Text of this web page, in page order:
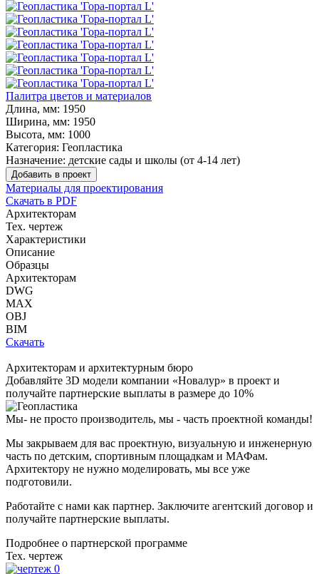
Палитра цветов и материалов
Длина, мм: 1950
Ширина, мм: 1950
Высота, мм: 1000
Категория: Геопластика
Назначение: детские сады и школы (от 4-14 лет)
Добавить в проект
Материалы для проектирования
Скачать в PDF
Архитекторам
Тех. чертеж
Характеристики
Описание
Образцы
Архитекторам
DWG
MAX
OBJ
BIM
Скачать
Архитекторам и архитектурным бюро
Добавляйте 3D модели компании «Новалур» в проект и
получайте партнерские выплаты в размере до 10%
Мы- не просто производитель, мы - часть проектной команды!
Мы закрываем для вас проектную, визуальную и инженерную
часть по детским, спортивным площадкам и МАФам.
Архитектору не нужно моделировать, мы все уже
подготовили.
Работайте с нами как партнер. Заключите агентский договор и
получайте партнерские выплаты.
Подробнее о партнерской программе
Тех. чертеж